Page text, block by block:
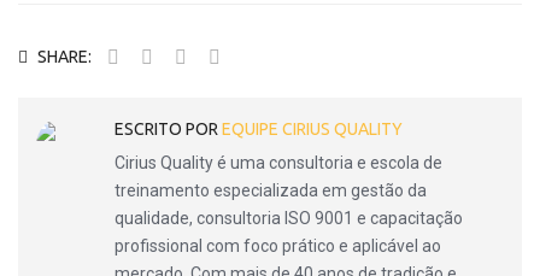
SHARE:
ESCRITO POREQUIPE CIRIUS QUALITY
Cirius Quality é uma consultoria e escola de
treinamento especializada em gestão da
qualidade, consultoria ISO 9001 e capacitação
profissional com foco prático e aplicável ao